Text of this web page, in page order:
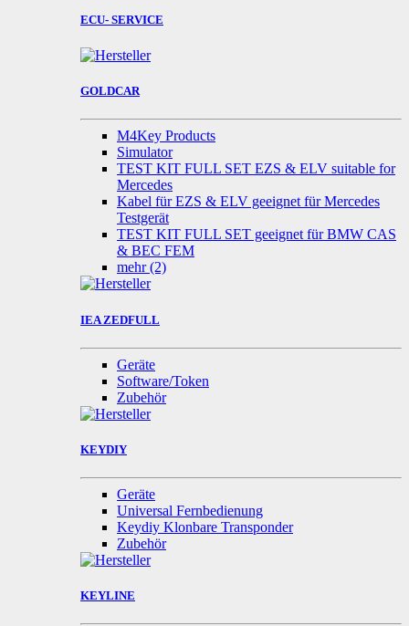
ECU- SERVICE
GOLDCAR
M4Key Products
Simulator
TEST KIT FULL SET EZS & ELV suitable for
Mercedes
Kabel für EZS & ELV geeignet für Mercedes
Testgerät
TEST KIT FULL SET geeignet für BMW CAS
& BEC FEM
mehr(2)
IEA ZEDFULL
Geräte
Software/Token
Zubehör
KEYDIY
Geräte
Universal Fernbedienung
Keydiy Klonbare Transponder
Zubehör
KEYLINE